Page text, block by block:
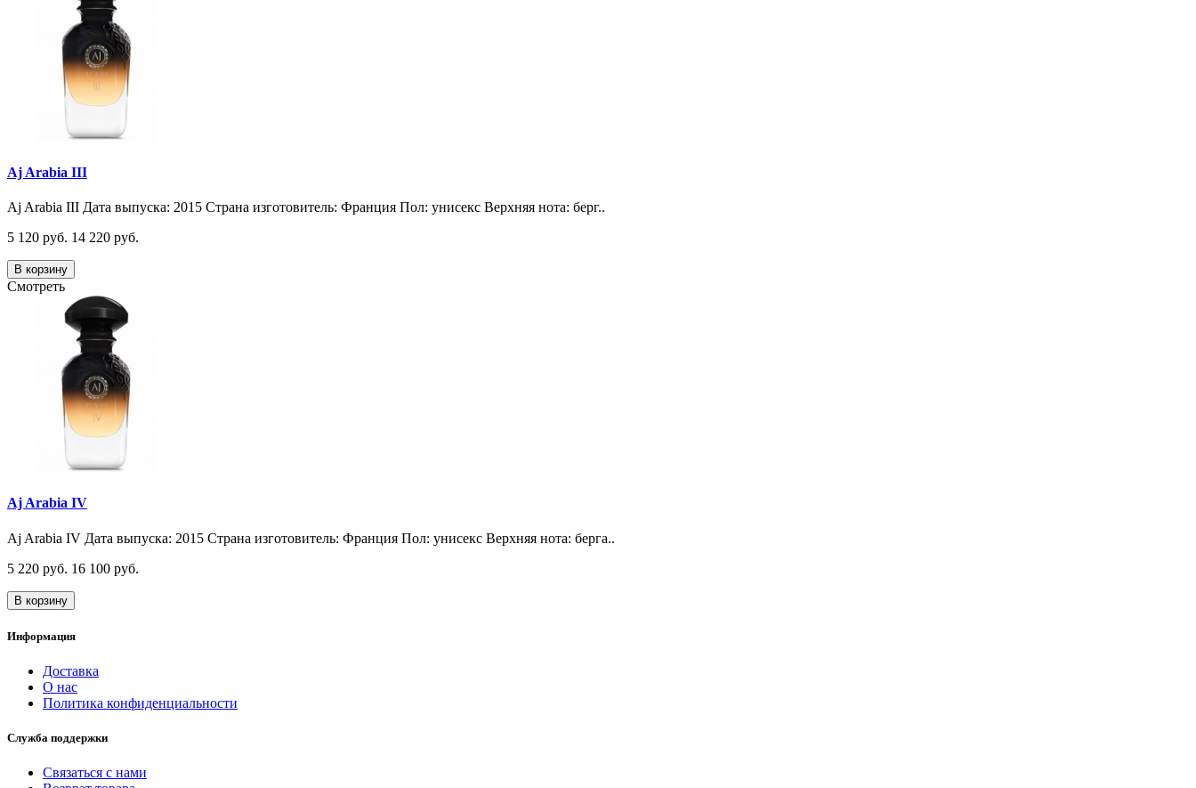
Aj Arabia III
Aj Arabia III Дата выпуска: 2015 Страна изготовитель: Франция Пол: унисекс Верхняя нота: берг..
5 120 руб. 14 220 руб.
В корзину
Смотреть
Aj Arabia IV
Aj Arabia IV Дата выпуска: 2015 Страна изготовитель: Франция Пол: унисекс Верхняя нота: берга..
5 220 руб. 16 100 руб.
В корзину
Информация
Доставка
О нас
Политика конфиденциальности
Служба поддержки
Связаться с нами